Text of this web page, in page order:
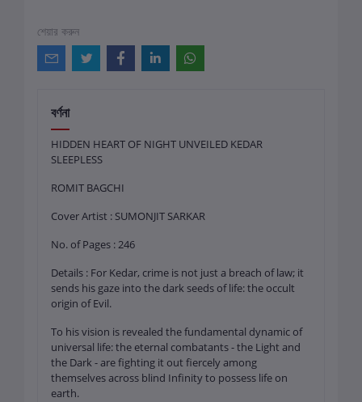
শেয়ার করুন
বর্ণনা
HIDDEN HEART OF NIGHT UNVEILED KEDAR
SLEEPLESS
ROMIT BAGCHI
Cover Artist : SUMONJIT SARKAR
No. of Pages : 246
Details : For Kedar, crime is not just a breach of law; it
sends his gaze into the dark seeds of life: the occult
origin of Evil.
To his vision is revealed the fundamental dynamic of
universal life: the eternal combatants - the Light and
the Dark - are fighting it out fiercely among
themselves across blind Infinity to possess life on
earth.